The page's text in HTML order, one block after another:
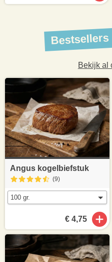
Bekijk al
Angus kogelbiefstuk
(9)
€ 4,75